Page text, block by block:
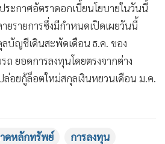
ระกาศอัตราดอกเบี้ยนโยบายในวันนี้
ยรายการซึ่งมีกำหนดเปิดเผยวันนี้
ลบัญชีเดินสะพัดเดือน ธ.ค. ของ
ถ ยอดการลงทุนโดยตรงจากต่าง
อยกู้ล็อตใหม่สกุลเงินหยวนเดือน ม.ค.
ดหลักทรัพย์
การลงทุน